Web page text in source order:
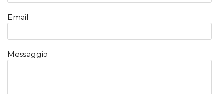
Email
Messaggio